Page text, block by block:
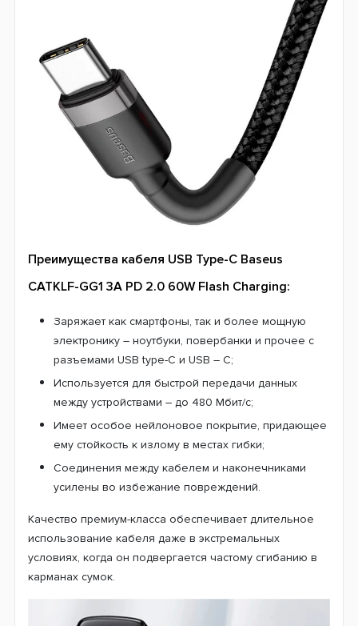
Преимущества кабеля USB Type-C Baseus
CATKLF-GG1 3A PD 2.0 60W Flash Charging:
Заряжает как смартфоны, так и более мощную
электронику – ноутбуки, повербанки и прочее с
разъемами USB type-C и USB – C;
Используется для быстрой передачи данных
между устройствами – до 480 Мбит/с;
Имеет особое нейлоновое покрытие, придающее
ему стойкость к излому в местах гибки;
Соединения между кабелем и наконечниками
усилены во избежание повреждений.
Качество премиум-класса обеспечивает длительное
использование кабеля даже в экстремальных
условиях, когда он подвергается частому сгибанию в
карманах сумок.